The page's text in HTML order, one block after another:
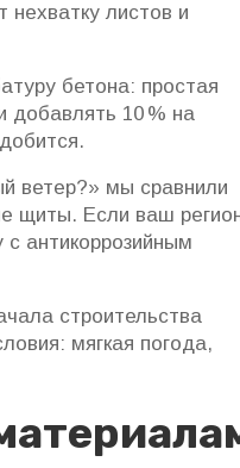
листов и
бетона: простая
добавлять 10 % на
ветер?» мы сравнили
щиты. Если ваш
антикоррозийным
строительства
мягкая погода,